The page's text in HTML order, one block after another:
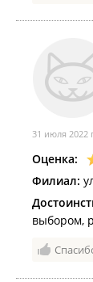
31 июля 2022
Оценка:
Филиал:
выбором,